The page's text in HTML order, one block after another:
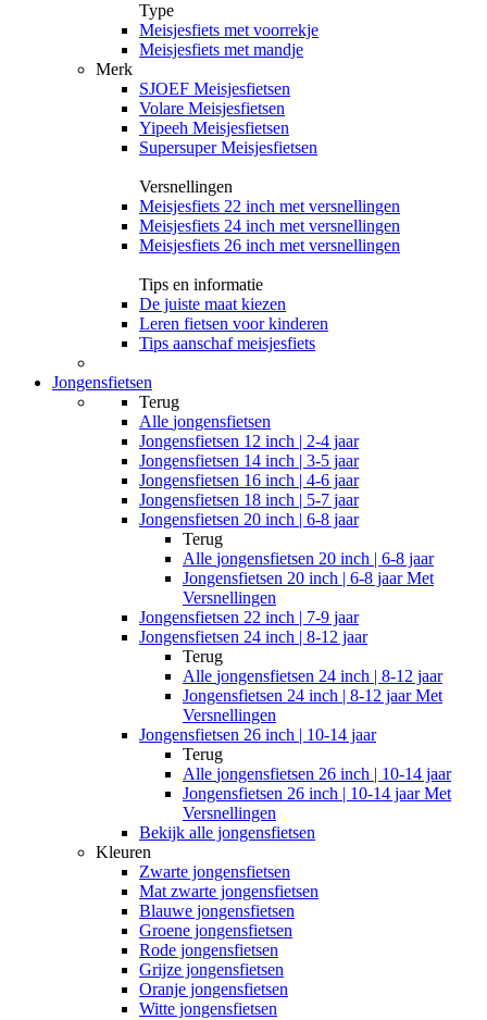
Type
Meisjesfiets met voorrekje
Meisjesfiets met mandje
Merk
SJOEF Meisjesfietsen
Volare Meisjesfietsen
Yipeeh Meisjesfietsen
Supersuper Meisjesfietsen
Versnellingen
Meisjesfiets 22 inch met versnellingen
Meisjesfiets 24 inch met versnellingen
Meisjesfiets 26 inch met versnellingen
Tips en informatie
De juiste maat kiezen
Leren fietsen voor kinderen
Tips aanschaf meisjesfiets
Jongensfietsen
Terug
Alle jongensfietsen
Jongensfietsen 12 inch | 2-4 jaar
Jongensfietsen 14 inch | 3-5 jaar
Jongensfietsen 16 inch | 4-6 jaar
Jongensfietsen 18 inch | 5-7 jaar
Jongensfietsen 20 inch | 6-8 jaar
Terug
Alle jongensfietsen 20 inch | 6-8 jaar
Jongensfietsen 20 inch | 6-8 jaar Met
Versnellingen
Jongensfietsen 22 inch | 7-9 jaar
Jongensfietsen 24 inch | 8-12 jaar
Terug
Alle jongensfietsen 24 inch | 8-12 jaar
Jongensfietsen 24 inch | 8-12 jaar Met
Versnellingen
Jongensfietsen 26 inch | 10-14 jaar
Terug
Alle jongensfietsen 26 inch | 10-14 jaar
Jongensfietsen 26 inch | 10-14 jaar Met
Versnellingen
Bekijk alle jongensfietsen
Kleuren
Zwarte jongensfietsen
Mat zwarte jongensfietsen
Blauwe jongensfietsen
Groene jongensfietsen
Rode jongensfietsen
Grijze jongensfietsen
Oranje jongensfietsen
Witte jongensfietsen